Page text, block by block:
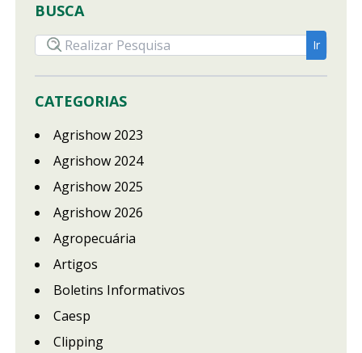
BUSCA
CATEGORIAS
Agrishow 2023
Agrishow 2024
Agrishow 2025
Agrishow 2026
Agropecuária
Artigos
Boletins Informativos
Caesp
Clipping